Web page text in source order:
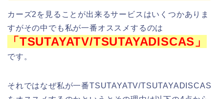
カーズ2を見ることが出来るサービスはいくつかありま
すがその中でも私が一番オススメするのは
「TSUTAYATV/TSUTAYADISCAS」
です。
それではなぜ私が一番TSUTAYATV/TSUTAYADISCAS